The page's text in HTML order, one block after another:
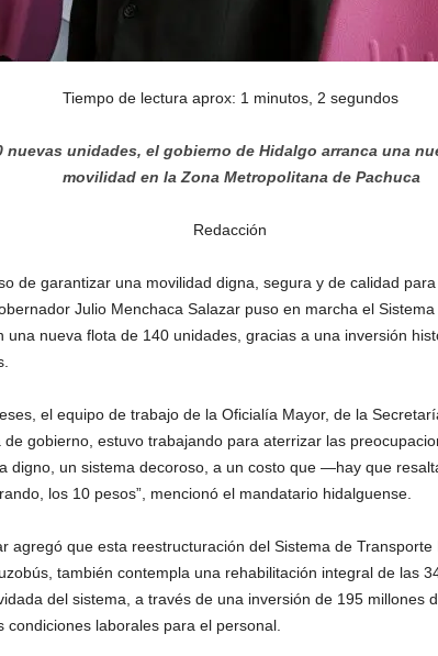
Tiempo de lectura aprox: 1 minutos, 2 segundos
nuevas unidades, el gobierno de Hidalgo arranca una
movilidad en la Zona Metropolitana de Pachuca
Redacción
de garantizar una movilidad digna, segura y de calidad
Julio Menchaca Salazar puso en marcha el
una nueva flota de 140 unidades, gracias a una inversión
el equipo de trabajo de la Oficialía Mayor, de la
gobierno, estuvo trabajando para aterrizar las
digno, un sistema decoroso, a un costo que —hay que
los 10 pesos”, mencionó el mandatario hidalguense.
agregó que esta reestructuración del Sistema de
también contempla una rehabilitación integral de las
del sistema, a través de una inversión de 195 millones
condiciones laborales para el personal.